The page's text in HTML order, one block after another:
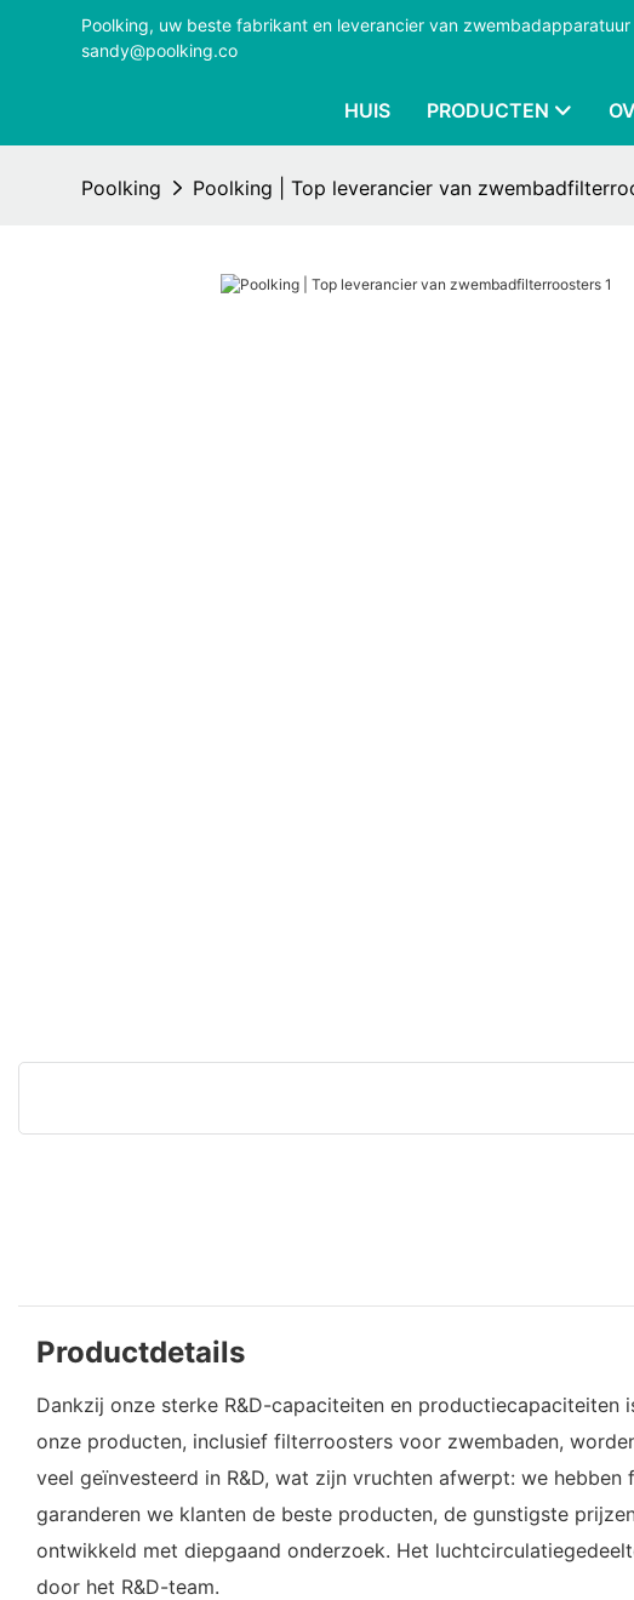
Poolking, uw beste fabrikant en leverancier van
sandy@poolking.co
HUIS PRODUCTEN
Poolking Poolking | Top leverancier van
Productdetails
Dankzij onze sterke R&D-capaciteiten en
onze producten, inclusief filterroosters voor zwembaden,
veel geïnvesteerd in R&D, wat zijn vruchten afwerpt: we
garanderen we klanten de beste producten, de gunstigste
ontwikkeld met diepgaand onderzoek. Het
door het R&D-team.